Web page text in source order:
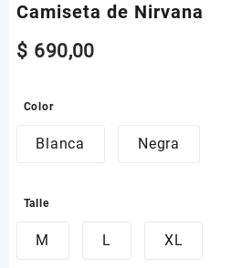
Camiseta de Nirvana
$690,00
Color
Blanca Negra
Talle
M L XL